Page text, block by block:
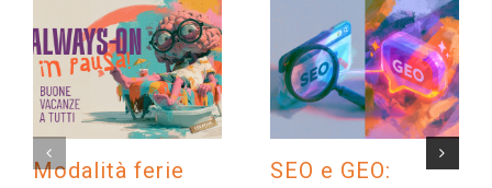
Modalità ferie
SEO e GEO: